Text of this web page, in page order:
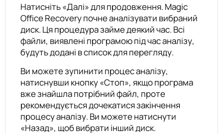
Натисніть «Далі» для продовження. Magic
Office Recovery почне аналізувати вибраний
диск. Ця процедура займе деякий час. Всі
файли, виявлені програмою під час аналізу,
будуть додані в список для перегляду.
Ви можете зупинити процес аналізу,
натиснувши кнопку «Стоп», якщо програма
вже знайшла потрібний файл, проте
рекомендується дочекатися закінчення
процесу аналізу. Ви можете натиснути
«Назад», щоб вибрати інший диск.